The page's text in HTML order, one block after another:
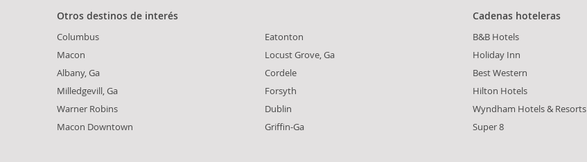
Otros destinos de interés
Columbus
Macon
Albany, Ga
Milledgevill, Ga
Warner Robins
Macon Downtown
Eatonton
Locust Grove, Ga
Cordele
Forsyth
Dublin
Griffin-Ga
Cadenas hoteleras
B&B Hotels
Holiday Inn
Best Western
Hilton Hotels
Wyndham Hotels & Resorts
Super 8